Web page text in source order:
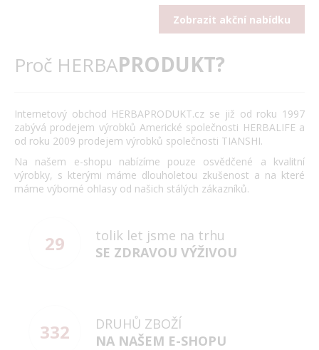
Zobrazit akční nabídku
Proč HERBAPRODUKT?
Internetový obchod HERBAPRODUKT.cz se již od roku 1997
zabývá prodejem výrobků Americké společnosti HERBALIFE a
od roku 2009 prodejem výrobků společnosti TIANSHI.
Na našem e-shopu nabízíme pouze osvědčené a kvalitní
výrobky, s kterými máme dlouholetou zkušenost a na které
máme výborné ohlasy od našich stálých zákazníků.
29
tolik let jsme na trhu
SE ZDRAVOU VÝŽIVOU
332
DRUHŮ ZBOŽÍ
NA NAŠEM E-SHOPU